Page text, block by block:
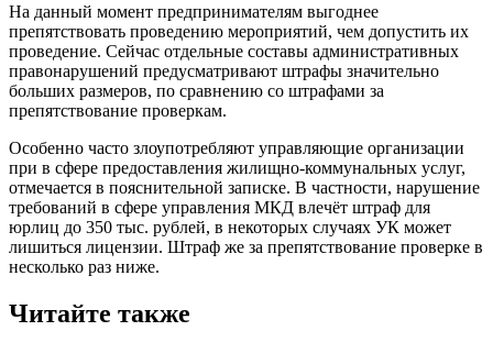
На данный момент предпринимателям выгоднее
препятствовать проведению мероприятий, чем допустить их
проведение. Сейчас отдельные составы административных
правонарушений предусматривают штрафы значительно
больших размеров, по сравнению со штрафами за
препятствование проверкам.
Особенно часто злоупотребляют управляющие организации
при в сфере предоставления жилищно-коммунальных услуг,
отмечается в пояснительной записке. В частности, нарушение
требований в сфере управления МКД влечёт штраф для
юрлиц до 350 тыс. рублей, в некоторых случаях УК может
лишиться лицензии. Штраф же за препятствование проверке в
несколько раз ниже.
Читайте также